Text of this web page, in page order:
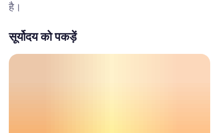
है।
सूर्योदय को पकड़ें